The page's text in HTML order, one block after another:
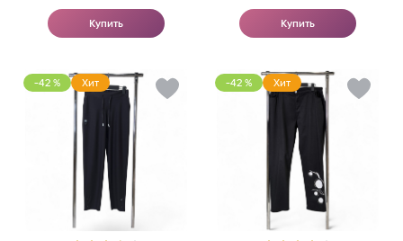
Купить Купить
-42 % Хит -42 % Хит